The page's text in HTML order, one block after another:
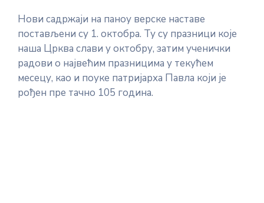
Нови садржаји на паноу верске наставе
постављени су 1. октобра. Ту су празници које
наша Црква слави у октобру, затим ученички
радови о највећим празницима у текућем
месецу, као и поуке патријарха Павла који је
рођен пре тачно 105 година.